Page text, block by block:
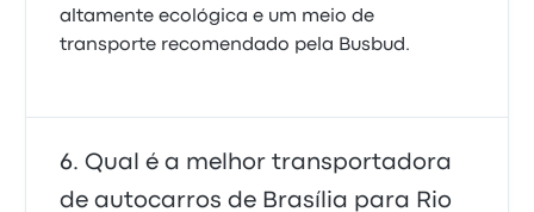
altamente ecológica e um meio de
transporte recomendado pela Busbud.
Qual é a melhor transportadora
de autocarros de Brasília para Rio